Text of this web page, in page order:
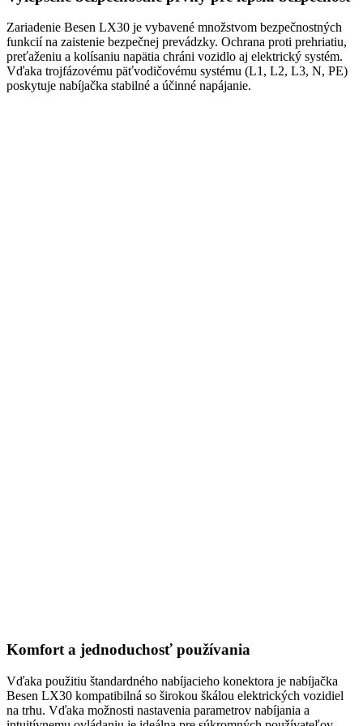
Zariadenie Besen LX30 je vybavené množstvom bezpečnostných
funkcií na zaistenie bezpečnej prevádzky. Ochrana proti prehriatiu,
preťaženiu a kolísaniu napätia chráni vozidlo aj elektrický systém.
Vďaka trojfázovému päťvodičovému systému (L1, L2, L3, N, PE)
poskytuje nabíjačka stabilné a účinné napájanie.
Komfort a jednoduchosť používania
Vďaka použitiu štandardného nabíjacieho konektora je nabíjačka
Besen LX30 kompatibilná so širokou škálou elektrických vozidiel
na trhu. Vďaka možnosti nastavenia parametrov nabíjania a